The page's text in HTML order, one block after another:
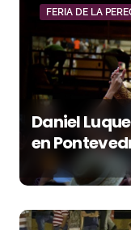
FERIA DE LA
Daniel
en
y una